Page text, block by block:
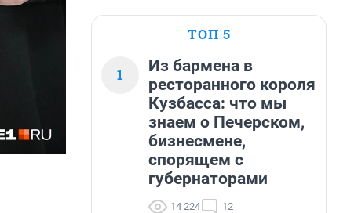
ТОП 5
1
Из бармена в
ресторанного короля
Кузбасса: что мы
знаем о Печерском,
бизнесмене,
спорящем с
губернаторами
14 224 12